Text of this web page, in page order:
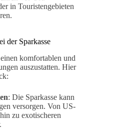
in Touristengebieten
der Sparkasse
komfortablen und
auszustatten. Hier
: Die Sparkasse kann
versorgen. Von US-
zu exotischeren